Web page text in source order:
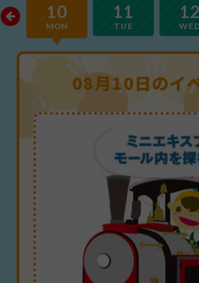
10
MON
11
TUE
12
08月10日のイ